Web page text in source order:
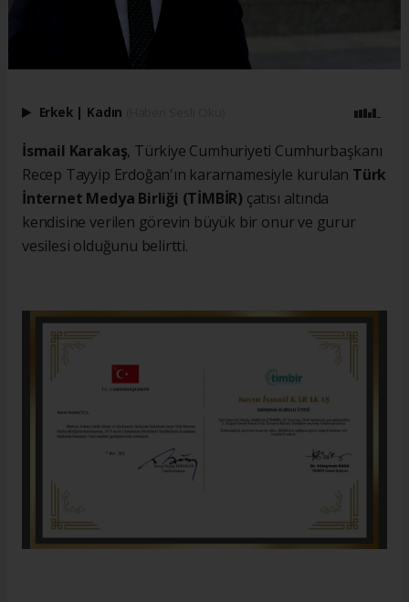
Erkek | Kadın
İsmail Karakaş, Türkiye Cumhuriyeti Cumhurbaşkanı
Recep Tayyip Erdoğan'ın kararnamesiyle kurulan Türk
İnternet Medya Birliği (TİMBİR) çatısı altında
kendisine verilen görevin büyük bir onur ve gurur
vesilesi olduğunu belirtti.